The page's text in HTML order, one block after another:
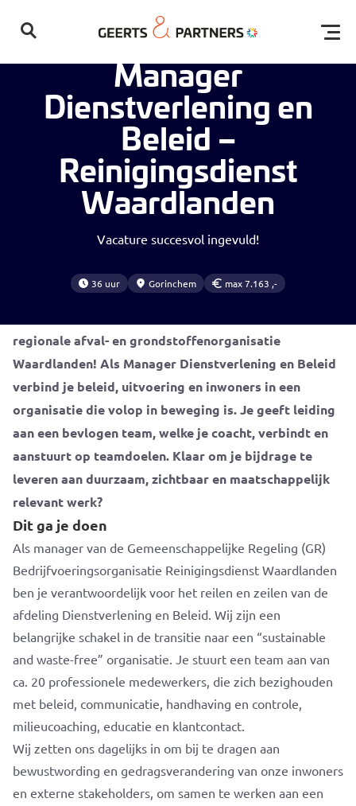
Geen resultaten gevonden
Home Vacatures
Manager
Dienstverlening en
Beleid –
Reinigingsdienst
Waardlanden
Vacature succesvol ingevuld!
36 uur Gorinchem max 7.163 ,-
regionale afval- en grondstoffenorganisatie
Waardlanden! Als Manager Dienstverlening en Beleid
verbind je beleid, uitvoering en inwoners in een
organisatie die volop in beweging is.Je geeft leiding
aan een bevlogen team, welke je coacht, verbindt en
aanstuurt op teamdoelen. Klaar om je bijdrage te
leveren aan duurzaam, zichtbaar en maatschappelijk
relevant werk?
Dit ga je doen
Als manager van de Gemeenschappelijke Regeling (GR)
Bedrijfvoeringsorganisatie Reinigingsdienst Waardlanden
ben je verantwoordelijk voor het reilen en zeilen van de
afdeling Dienstverlening en Beleid. Wij zijn een
belangrijke schakel in de transitie naar een “sustainable
and waste-free” organisatie. Je stuurt een team aan van
ca. 20 professionele medewerkers, die zich bezighouden
met beleid, communicatie, handhaving en controle,
milieucoaching, educatie en klantcontact.
Wij zetten ons dagelijks in om bij te dragen aan
bewustwording en gedragsverandering van onze inwoners
en externe stakeholders, om samen te werken aan een